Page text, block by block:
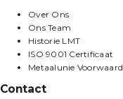
Over Ons
Ons Team
Historie LMT
ISO 9001 Certificaat
Metaalunie
Contact